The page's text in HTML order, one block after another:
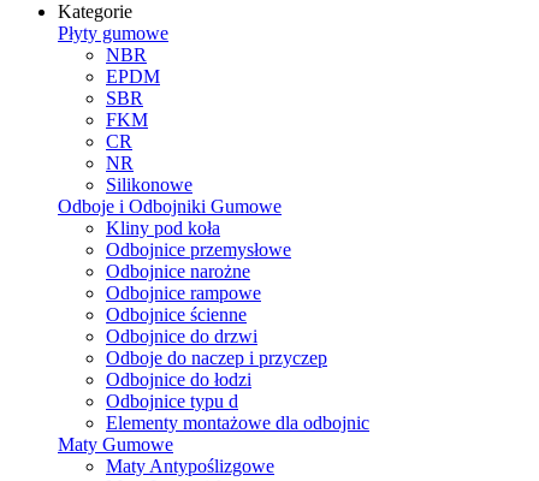
Kategorie
Płyty gumowe
NBR
EPDM
SBR
FKM
CR
NR
Silikonowe
Odboje i Odbojniki Gumowe
Kliny pod koła
Odbojnice przemysłowe
Odbojnice narożne
Odbojnice rampowe
Odbojnice ścienne
Odbojnice do drzwi
Odboje do naczep i przyczep
Odbojnice do łodzi
Odbojnice typu d
Elementy montażowe dla odbojnic
Maty Gumowe
Maty Antypoślizgowe